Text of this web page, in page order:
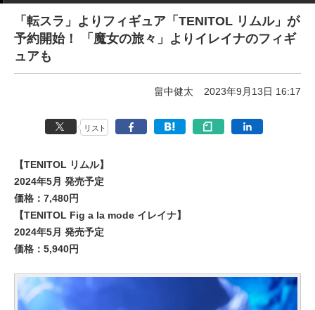
「転スラ」よりフィギュア「TENITOL リムル」が
予約開始！ 「魔女の旅々」よりイレイナのフィギ
ュアも
畠中健太 2023年9月13日 16:17
リスト
【TENITOL リムル】
2024年5月 発売予定
価格：7,480円
【TENITOL Fig a la mode イレイナ】
2024年5月 発売予定
価格：5,940円